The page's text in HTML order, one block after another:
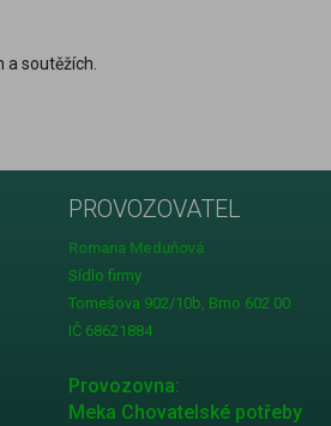
a soutěžích.
PROVOZOVATEL
Romana Meduňová
Sídlo firmy
Tomešova 902/10b, Brno 602 00
IČ 68621884
Provozovna:
Meka Chovatelské potřeby